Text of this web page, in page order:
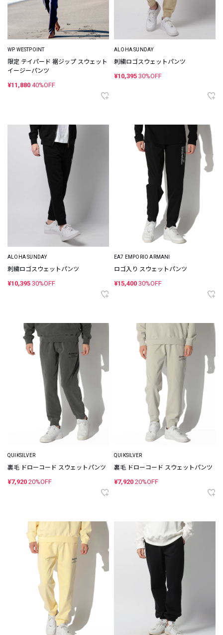
WP WESTPOINT
限定 テイパード 裾ジップ スウェット
イージーパンツ
¥11,880 40%OFF
ALOHA SUNDAY
刺繍ロゴスウェットパンツ
¥10,395 30%OFF
ALOHA SUNDAY
刺繍ロゴスウェットパンツ
¥10,395 30%OFF
EA7 EMPORIO ARMANI
ロゴ入り スウェットパンツ
¥15,400 30%OFF
QUIKSILVER
裏毛 ドローコード スウェットパンツ
¥7,920 20%OFF
QUIKSILVER
裏毛 ドローコード スウェットパンツ
¥7,920 20%OFF